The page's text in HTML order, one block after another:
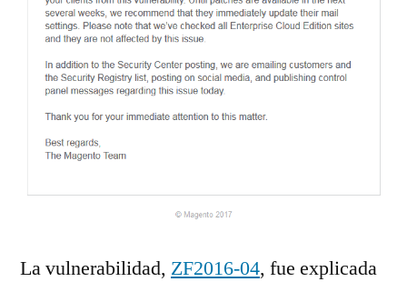
La vulnerabilidad, ZF2016-04, fue explicada